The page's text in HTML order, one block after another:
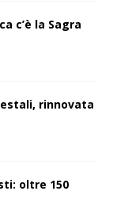
c’è la Sagra
rinnovata
oltre 150